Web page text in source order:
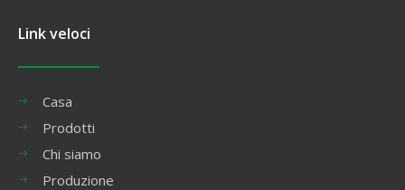
Link veloci
Casa
Prodotti
Chi siamo
Produzione